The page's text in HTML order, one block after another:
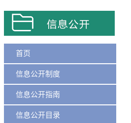
首页
信息公开制度
信息公开指南
信息公开目录